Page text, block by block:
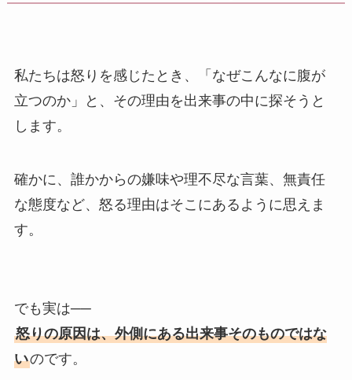
私たちは怒りを感じたとき、「なぜこんなに腹が
立つのか」と、その理由を出来事の中に探そうと
します。
確かに、誰かからの嫌味や理不尽な言葉、無責任
な態度など、怒る理由はそこにあるように思えま
す。
でも実は──
怒りの原因は、外側にある出来事そのものではな
いのです。